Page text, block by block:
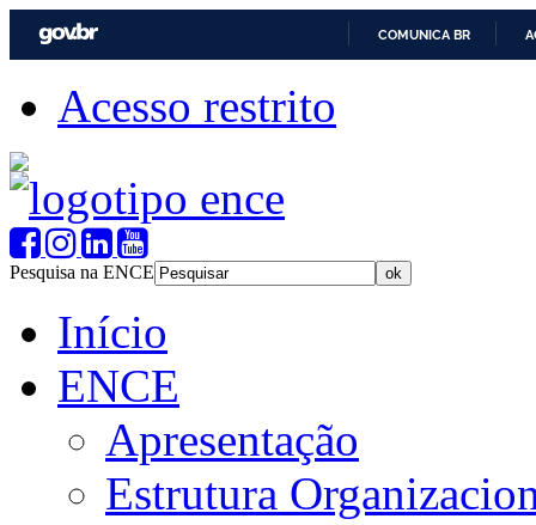
COMUNICA BR
Acesso restrito
Pesquisa na ENCE
Início
ENCE
Apresentação
Estrutura